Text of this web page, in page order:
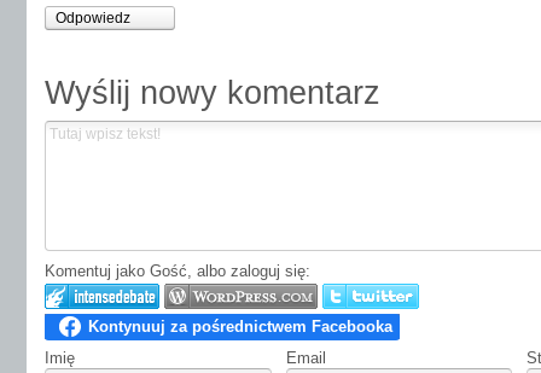
Odpowiedz
Wyślij nowy komentarz
Komentuj jako Gość, albo zaloguj się:
Imię Email